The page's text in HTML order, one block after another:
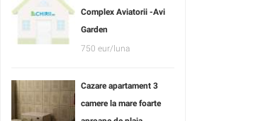
Complex Aviatorii -Avi
Garden
750 eur/luna
Cazare apartament 3
camere la mare foarte